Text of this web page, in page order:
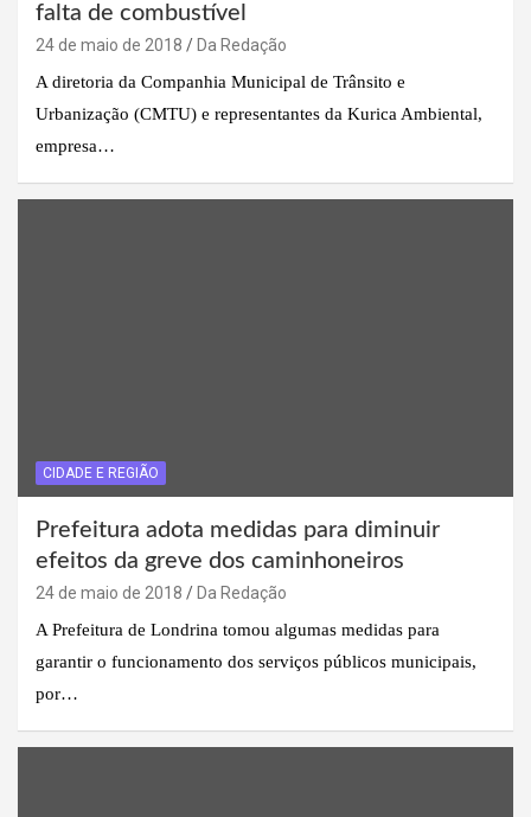
falta de combustível
24 de maio de 2018
Da Redação
A diretoria da Companhia Municipal de Trânsito e
Urbanização (CMTU) e representantes da Kurica Ambiental,
empresa…
CIDADE E REGIÃO
Prefeitura adota medidas para diminuir
efeitos da greve dos caminhoneiros
24 de maio de 2018
Da Redação
A Prefeitura de Londrina tomou algumas medidas para
garantir o funcionamento dos serviços públicos municipais,
por…